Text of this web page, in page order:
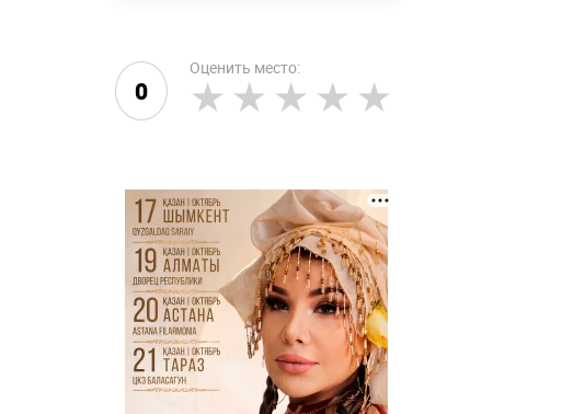
0
Оценить место: